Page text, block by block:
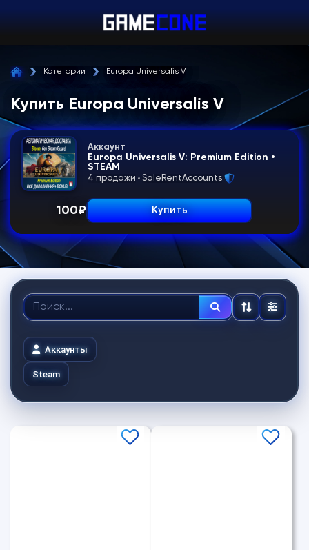
Категории Europa Universalis V
Купить Europa Universalis V
Аккаунт
Europa Universalis V: Premium Edition •
STEAM
4 продажи SaleRentAccounts
100₽ Купить
Аккаунты
Steam